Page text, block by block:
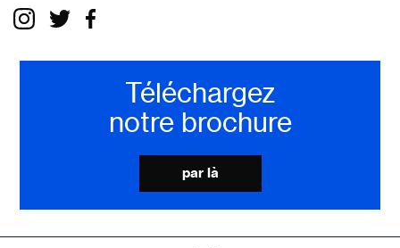
Téléchargez
notre brochure
par là